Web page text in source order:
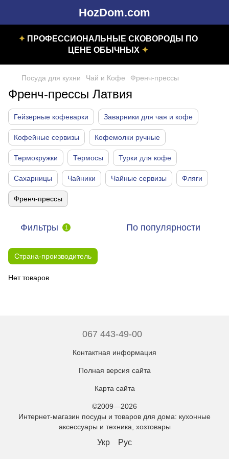
HozDom.com
✦ ПРОФЕССИОНАЛЬНЫЕ СКОВОРОДЫ ПО
ЦЕНЕ ОБЫЧНЫХ ✦
Посуда для кухни Чай и Кофе Френч-прессы
Френч-прессы Латвия
Гейзерные кофеварки Заварники для чая и кофе
Кофейные сервизы Кофемолки ручные
Термокружки Термосы Турки для кофе
Сахарницы Чайники Чайные сервизы Фляги
Френч-прессы
Фильтры 1 По популярности
Страна-производитель
Нет товаров
067 443-49-00
Контактная информация
Полная версия сайта
Карта сайта
©2009—2026
Интернет-магазин посуды и товаров для дома: кухонные
аксессуары и техника, хозтовары
Укр Рус